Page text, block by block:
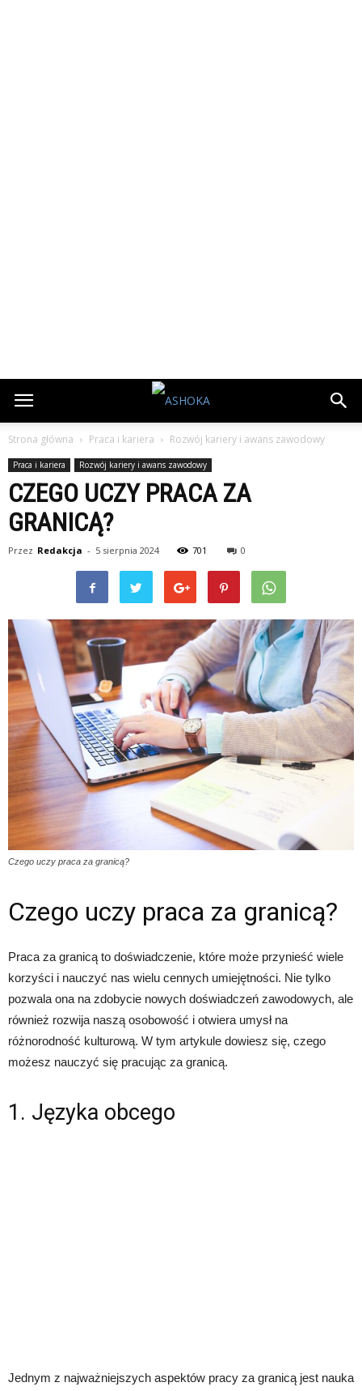
Strona główna Praca i kariera Rozwój kariery i awans zawodowy
Praca i kariera Rozwój kariery i awans zawodowy
CZEGO UCZY PRACA ZA
GRANICĄ?
Przez Redakcja - 5 sierpnia 2024 701 0
Czego uczy praca za granicą?
Czego uczy praca za granicą?
Praca za granicą to doświadczenie, które może przynieść wiele
korzyści i nauczyć nas wielu cennych umiejętności. Nie tylko
pozwala ona na zdobycie nowych doświadczeń zawodowych, ale
również rozwija naszą osobowość i otwiera umysł na
różnorodność kulturową. W tym artykule dowiesz się, czego
możesz nauczyć się pracując za granicą.
1. Języka obcego
Jednym z najważniejszych aspektów pracy za granicą jest nauka